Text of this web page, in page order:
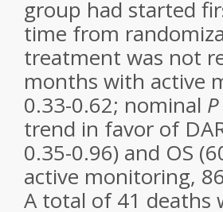
group had started
time from
treatment was not
months with active
0.33-0.62; nominal P
trend in favor of
0.35-0.96) and OS
active monitoring,
A total of 41 deaths